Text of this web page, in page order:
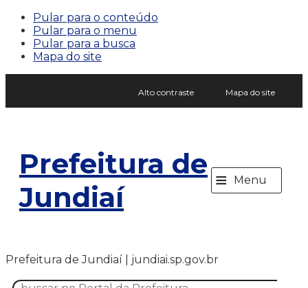
Pular para o conteúdo
Pular para o menu
Pular para a busca
Mapa do site
Alto contraste Mapa do site
Prefeitura de
Jundiaí
≡ Menu
Prefeitura de Jundiaí | jundiai.sp.gov.br